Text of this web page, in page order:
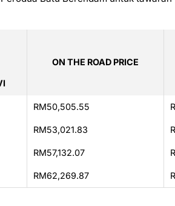
ON THE ROAD PRICE
RM50,505.55
RM53,021.83
RM57,132.07
RM62,269.87